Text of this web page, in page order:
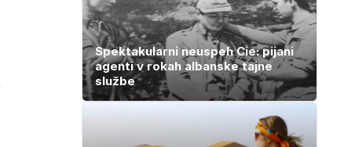
Spektakularni neuspeh Cie: pijani
agenti v rokah albanske tajne
službe